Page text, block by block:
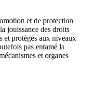
et de protection
jouissance des droits
et protégés aux niveaux
pas entamé la
et organes